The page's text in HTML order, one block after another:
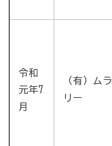
令和
元年7
月
（有）ムラ
リー